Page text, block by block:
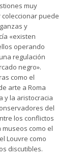
muy
puede
y
«existen
operando
regulación
negro».
como el
arte a Roma
y la aristocracia
del
los conflictos
como el
Louvre como
discutibles.